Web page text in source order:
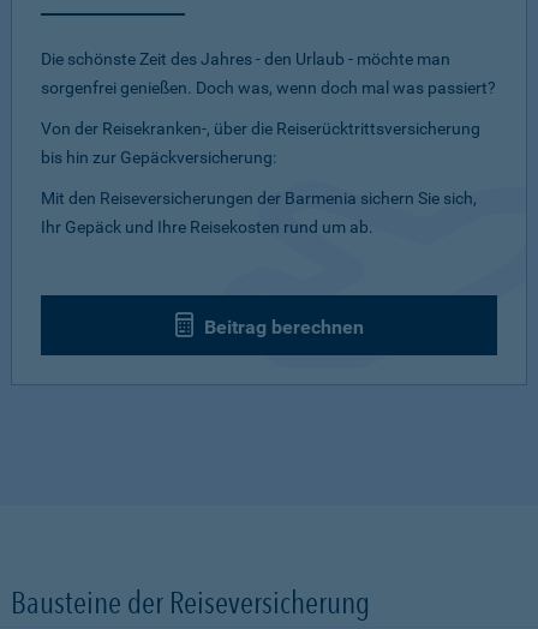
Die schönste Zeit des Jahres - den Urlaub - möchte man
sorgenfrei genießen. Doch was, wenn doch mal was passiert?
Von der Reisekranken-, über die Reiserücktrittsversicherung
bis hin zur Gepäckversicherung:
Mit den Reiseversicherungen der Barmenia sichern Sie sich,
Ihr Gepäck und Ihre Reisekosten rund um ab.
Beitrag berechnen
Bausteine der Reiseversicherung